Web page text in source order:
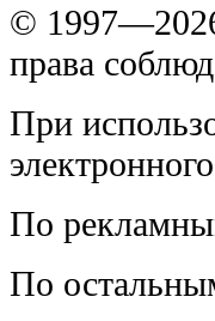
©
права
При
По
По